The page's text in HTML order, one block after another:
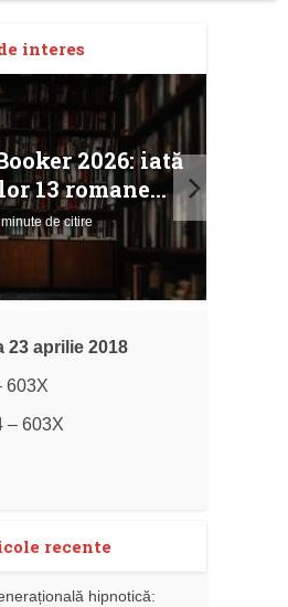
interes
2026: iată
13 romane...
de citire
23 aprilie 2018
603X
– 603X
recente
hipnotică: